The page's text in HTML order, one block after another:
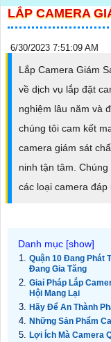
LẮP CAMERA
6/30/2023 7:51:09 AM
Lắp Camera Giám
về dịch vụ lắp đặt
nghiệm lâu năm và
chúng tôi cam kết
camera giám sát
ninh tận tâm.
các loại camera
Quận 10 Đang Phát
Đang Gia Tăng
Giaỉ Pháp Lắp
Hội Mang Lại
Hãy Để An Thành
Những Sản Phẩm
Lợi Ích Mà Camera